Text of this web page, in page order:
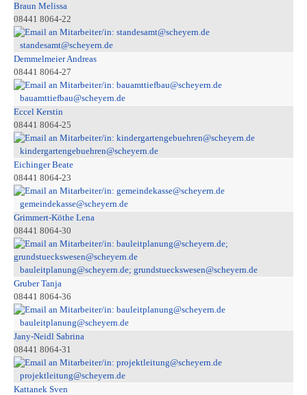
Braun Melissa
08441 8064-22
standesamt@scheyern.de
Demmelmeier Andreas
08441 8064-27
bauamttiefbau@scheyern.de
Eccel Kerstin
08441 8064-25
kindergartengebuehren@scheyern.de
Eichinger Beate
08441 8064-23
gemeindekasse@scheyern.de
Grimmert-Köthe Lena
08441 8064-30
bauleitplanung@scheyern.de; grundstueckswesen@scheyern.de
Gruber Tanja
08441 8064-36
bauleitplanung@scheyern.de
Jany-Neidl Sabrina
08441 8064-31
projektleitung@scheyern.de
Kattanek Sven